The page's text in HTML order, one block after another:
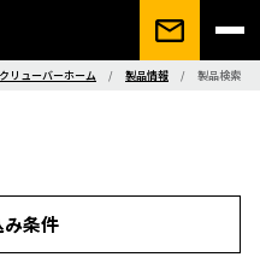
リューバーホーム / 製品情報 / 製品検索
条件